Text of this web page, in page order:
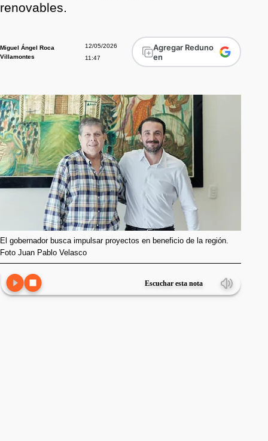
renovables.
Miguel Ángel Roca
Villamontes
12/05/2026
11:47
Agregar Reduno
en
El gobernador busca impulsar proyectos en beneficio de la región.
Foto Juan Pablo Velasco
Escuchar esta nota